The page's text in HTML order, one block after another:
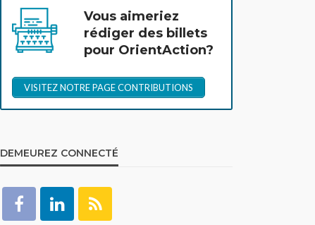
Vous aimeriez
rédiger des billets
pour OrientAction?
VISITEZ NOTRE PAGE CONTRIBUTIONS
DEMEUREZ CONNECTÉ